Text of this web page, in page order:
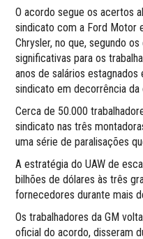
O acordo segue os acertos
sindicato com a Ford Motor
Chrysler, no que, segundo
significativas para os
anos de salários
sindicato em decorrência
Cerca de 50.000
sindicato nas três
uma série de paralisações
A estratégia do UAW de
bilhões de dólares às três
fornecedores durante mais
Os trabalhadores da GM
oficial do acordo, disseram